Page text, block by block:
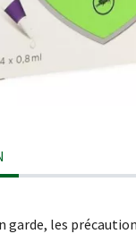
garde, les